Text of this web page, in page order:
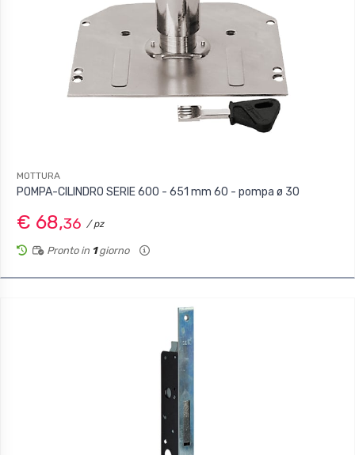
MOTTURA
POMPA-CILINDRO SERIE 600 - 651 mm 60 - pompa ø 30
€ 68,36 / pz
Pronto in 1giorno